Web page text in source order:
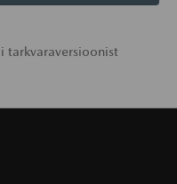
tarkvaraversioonist